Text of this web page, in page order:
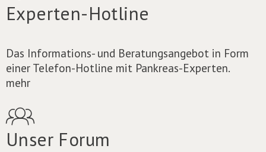
Experten-Hotline
Das Informations- und Beratungsangebot in Form
einer Telefon-Hotline mit Pankreas-Experten.
mehr
Unser Forum